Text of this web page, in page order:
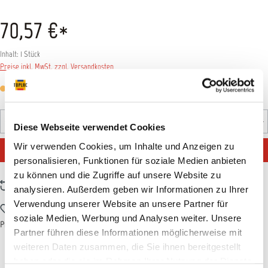
Diese Webseite verwendet Cookies
Wir verwenden Cookies, um Inhalte und Anzeigen zu
personalisieren, Funktionen für soziale Medien anbieten
zu können und die Zugriffe auf unsere Website zu
analysieren. Außerdem geben wir Informationen zu Ihrer
Verwendung unserer Website an unsere Partner für
soziale Medien, Werbung und Analysen weiter. Unsere
Partner führen diese Informationen möglicherweise mit
weiteren Daten zusammen, die Sie ihnen bereitgestellt
70,57 €*
Inhalt: 1 Stück
Preise inkl. MwSt. zzgl. Versandkosten
Versandfertig in 7 Tagen, Lieferzeit 5-7 Tage
Produkt Anzahl: Gib den gewünschten Wert ein oder
Stück
IN DEN WARENKORB
Zum Vergleich hinzufügen
Zum Merkzettel hinzufügen
Produktnummer:T001709